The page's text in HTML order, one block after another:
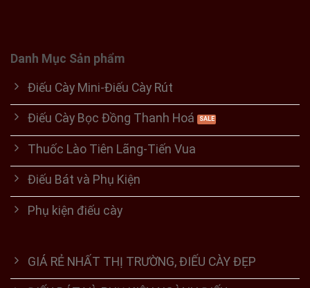
Danh Mục Sản phẩm
Điếu Cày Mini-Điếu Cày Rút
Điếu Cày Bọc Đồng Thanh Hoá
Thuốc Lào Tiên Lãng-Tiến Vua
Điếu Bát và Phụ Kiện
Phụ kiện điếu cày
GIÁ RẺ NHẤT THỊ TRƯỜNG, ĐIẾU CÀY ĐẸP